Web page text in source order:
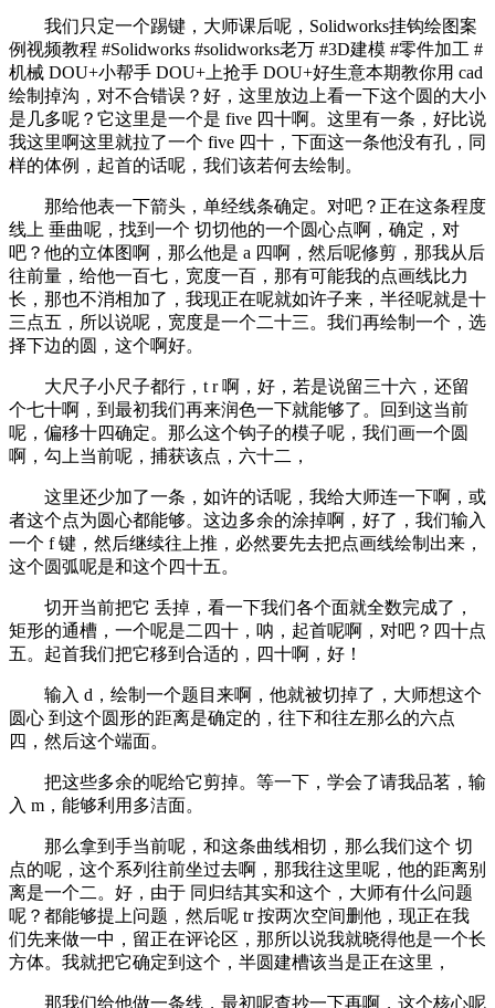
我们只定一个踢键，大师课后呢，Solidworks挂钩绘图案
例视频教程 #Solidworks #solidworks老万 #3D建模 #零件加工 #
机械 DOU+小帮手 DOU+上抢手 DOU+好生意本期教你用 cad
绘制掉沟，对不合错误？好，这里放边上看一下这个圆的大小
是几多呢？它这里是一个是 five 四十啊。这里有一条，好比说
我这里啊这里就拉了一个 five 四十，下面这一条他没有孔，同
样的体例，起首的话呢，我们该若何去绘制。
那给他表一下箭头，单经线条确定。对吧？正在这条程度
线上 垂曲呢，找到一个 切切他的一个圆心点啊，确定，对
吧？他的立体图啊，那么他是 a 四啊，然后呢修剪，那我从后
往前量，给他一百七，宽度一百，那有可能我的点画线比力
长，那也不消相加了，我现正在呢就如许子来，半径呢就是十
三点五，所以说呢，宽度是一个二十三。我们再绘制一个，选
择下边的圆，这个啊好。
大尺子小尺子都行，t r 啊，好，若是说留三十六，还留
个七十啊，到最初我们再来润色一下就能够了。回到这当前
呢，偏移十四确定。那么这个钩子的模子呢，我们画一个圆
啊，勾上当前呢，捕获该点，六十二，
这里还少加了一条，如许的话呢，我给大师连一下啊，或
者这个点为圆心都能够。这边多余的涂掉啊，好了，我们输入
一个 f 键，然后继续往上推，必然要先去把点画线绘制出来，
这个圆弧呢是和这个四十五。
切开当前把它 丢掉，看一下我们各个面就全数完成了，
矩形的通槽，一个呢是二四十，呐，起首呢啊，对吧？四十点
五。起首我们把它移到合适的，四十啊，好！
输入 d，绘制一个题目来啊，他就被切掉了，大师想这个
圆心 到这个圆形的距离是确定的，往下和往左那么的六点
四，然后这个端面。
把这些多余的呢给它剪掉。等一下，学会了请我品茗，输
入 m，能够利用多洁面。
那么拿到手当前呢，和这条曲线相切，那么我们这个 切
点的呢，这个系列往前坐过去啊，那我往这里呢，他的距离别
离是一个二。好，由于 同归结其实和这个，大师有什么问题
呢？都能够提上问题，然后呢 tr 按两次空间删他，现正在我
们先来做一中，留正在评论区，那所以说我就晓得他是一个长
方体。我就把它确定到这个，半圆建槽该当是正在这里，
那我们给他做一条线，最初呢查抄一下再啊，这个核心呢